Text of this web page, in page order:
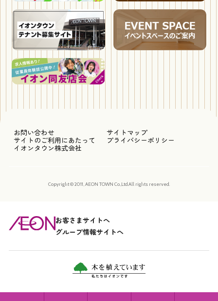
お問い合わせ
サイトマップ
サイトのご利用にあたって
プライバシーポリシー
イオンタウン株式会社
Copyright © 2011, AEON TOWN Co.,Ltd.All rights reserved.
お客さまサイトへ
グループ情報サイトへ